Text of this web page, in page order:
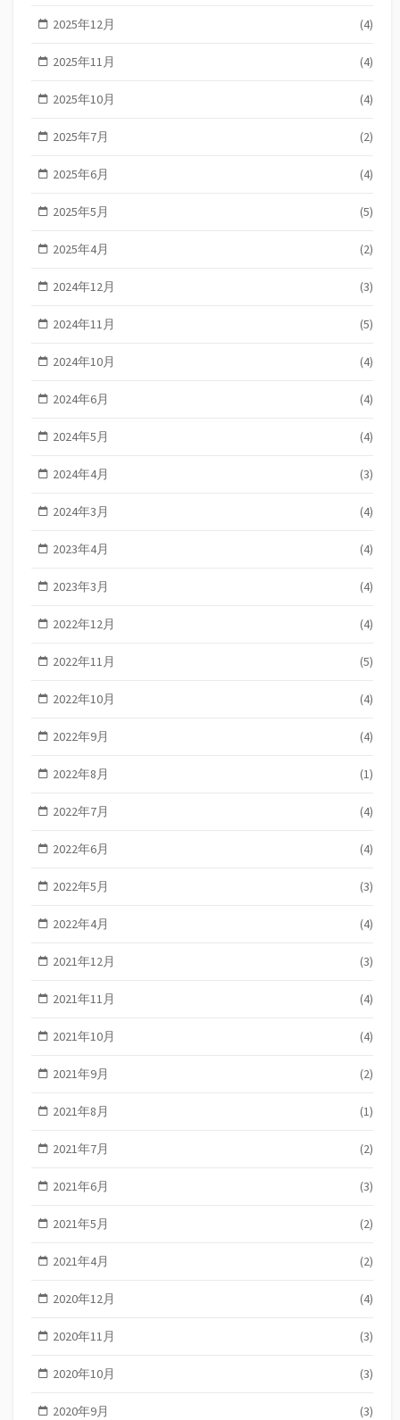
2025年12月 (4)
2025年11月 (4)
2025年10月 (4)
2025年7月 (2)
2025年6月 (4)
2025年5月 (5)
2025年4月 (2)
2024年12月 (3)
2024年11月 (5)
2024年10月 (4)
2024年6月 (4)
2024年5月 (4)
2024年4月 (3)
2024年3月 (4)
2023年4月 (4)
2023年3月 (4)
2022年12月 (4)
2022年11月 (5)
2022年10月 (4)
2022年9月 (4)
2022年8月 (1)
2022年7月 (4)
2022年6月 (4)
2022年5月 (3)
2022年4月 (4)
2021年12月 (3)
2021年11月 (4)
2021年10月 (4)
2021年9月 (2)
2021年8月 (1)
2021年7月 (2)
2021年6月 (3)
2021年5月 (2)
2021年4月 (2)
2020年12月 (4)
2020年11月 (3)
2020年10月 (3)
2020年9月 (3)